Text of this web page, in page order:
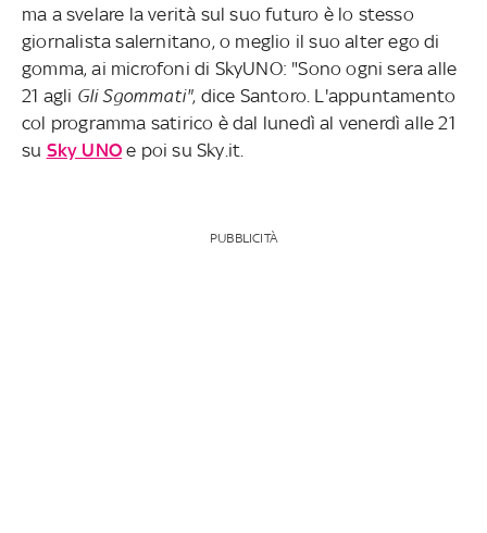
ma a svelare la verità sul suo futuro è lo stesso
giornalista salernitano, o meglio il suo alter ego di
gomma, ai microfoni di SkyUNO: "Sono ogni sera alle
21 agli Gli Sgommati", dice Santoro. L'appuntamento
col programma satirico è dal lunedì al venerdì alle 21
su Sky UNO e poi su Sky.it.
PUBBLICITÀ